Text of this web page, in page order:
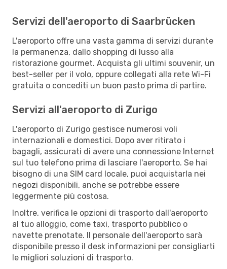
Servizi dell'aeroporto di Saarbrücken
L'aeroporto offre una vasta gamma di servizi durante
la permanenza, dallo shopping di lusso alla
ristorazione gourmet. Acquista gli ultimi souvenir, un
best-seller per il volo, oppure collegati alla rete Wi-Fi
gratuita o concediti un buon pasto prima di partire.
Servizi all'aeroporto di Zurigo
L'aeroporto di Zurigo gestisce numerosi voli
internazionali e domestici. Dopo aver ritirato i
bagagli, assicurati di avere una connessione Internet
sul tuo telefono prima di lasciare l'aeroporto. Se hai
bisogno di una SIM card locale, puoi acquistarla nei
negozi disponibili, anche se potrebbe essere
leggermente più costosa.
Inoltre, verifica le opzioni di trasporto dall'aeroporto
al tuo alloggio, come taxi, trasporto pubblico o
navette prenotate. Il personale dell'aeroporto sarà
disponibile presso il desk informazioni per consigliarti
le migliori soluzioni di trasporto.